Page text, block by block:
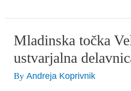
Mladinska točka
ustvarjalna
ByAndreja Koprivnik
Mladinska
točka
Kamen: